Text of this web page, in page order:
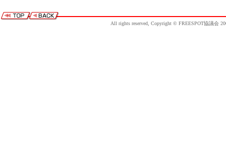
All rights reserved, Copyright © FREESPOT協議会